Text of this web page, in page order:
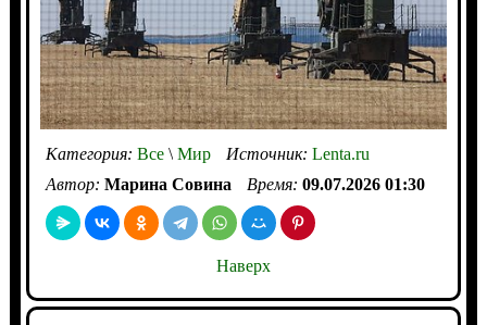
Категория: Все\Мир Источник: Lenta.ru
Автор: Марина Совина Время: 09.07.2026 01:30
Наверх